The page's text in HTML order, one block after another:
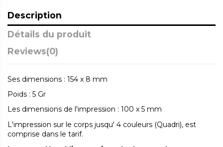
Description
Détails du produit
Reviews(0)
Ses dimensions : 154 x 8 mm
Poids : 5 Gr
Les dimensions de l'impression : 100 x 5 mm
L'impression sur le corps jusqu' 4 couleurs (Quadri), est
comprise dans le tarif.